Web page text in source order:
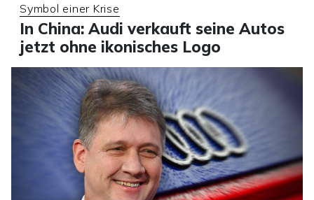
Symbol einer Krise
In China: Audi verkauft seine Autos
jetzt ohne ikonisches Logo